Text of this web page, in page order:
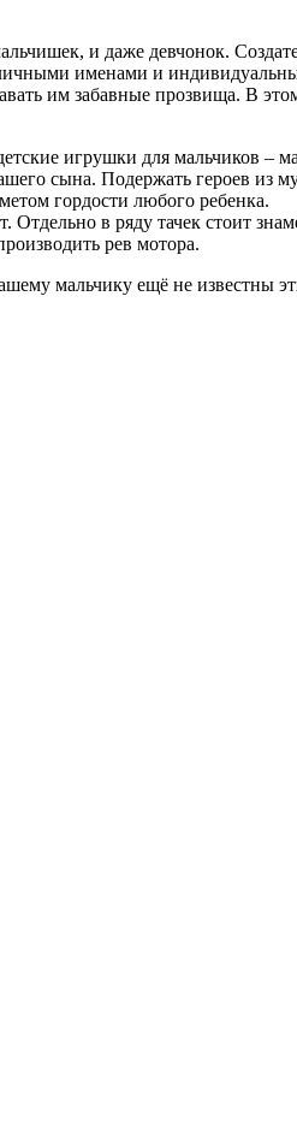
и даже девчонок.
именами и
им забавные прозвища. В
игрушки для мальчиков –
сына. Подержать героев из
гордости любого ребенка.
Отдельно в ряду тачек стоит
рев мотора.
мальчику ещё не известны